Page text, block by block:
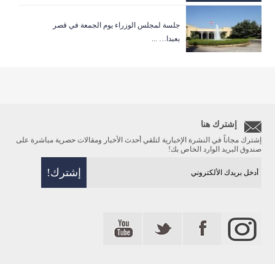
جلسة لمجلس الوزراء يوم الجمعة في قصر
بعبدا… ...
إشترك هنا
إشترك مجاناً في النشرة الإخبارية لتلقي أحدث الأخبار ومقالات حصرية مباشرة على
صندوق البريد الوارد الخاص بك!